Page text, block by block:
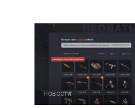
Новости